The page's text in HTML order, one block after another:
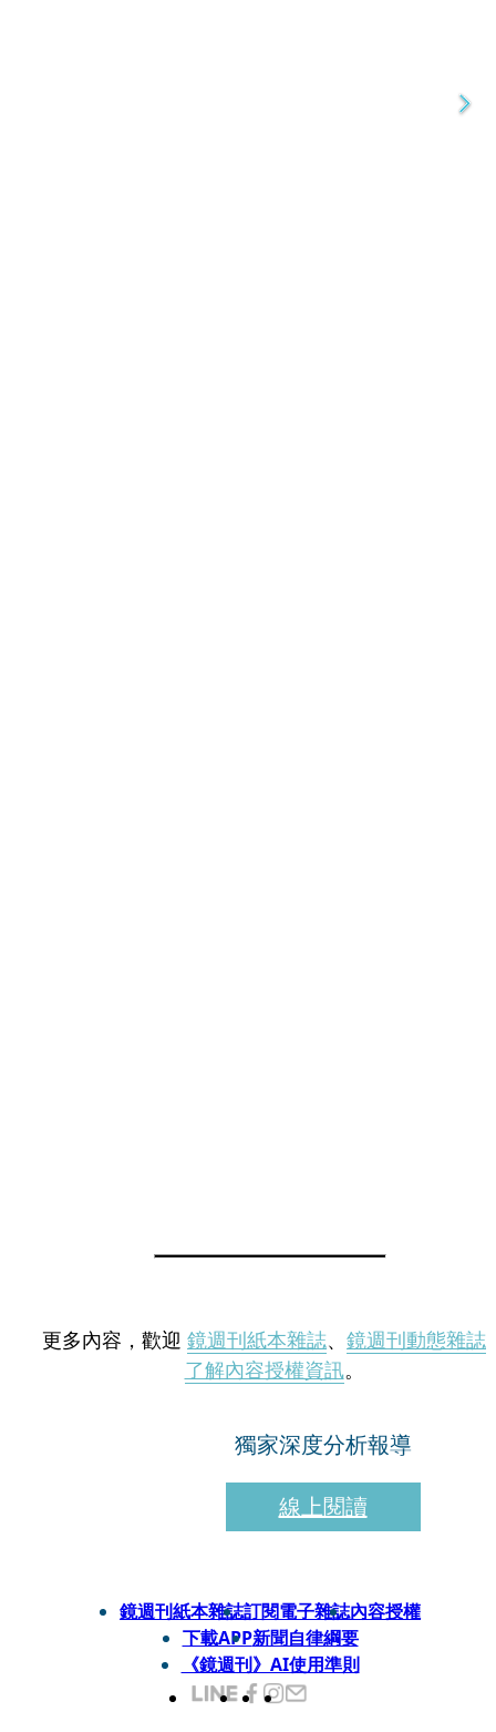
更多內容，歡迎 鏡週刊紙本雜誌、 鏡週刊動態雜誌
了解內容授權資訊。
獨家深度分析報導
線上閱讀
鏡週刊紙本雜誌訂閱電子雜誌內容授權
下載APP新聞自律綱要
《鏡週刊》AI使用準則